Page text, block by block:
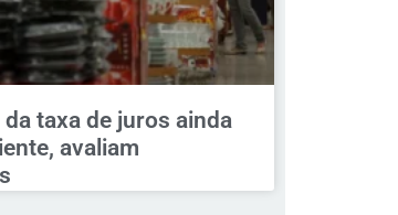
da taxa de juros ainda
avaliam